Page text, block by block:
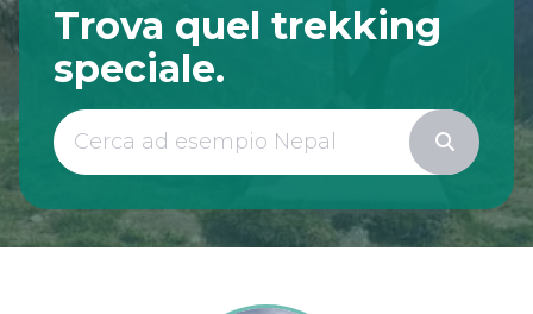
Trova quel trekking
speciale.